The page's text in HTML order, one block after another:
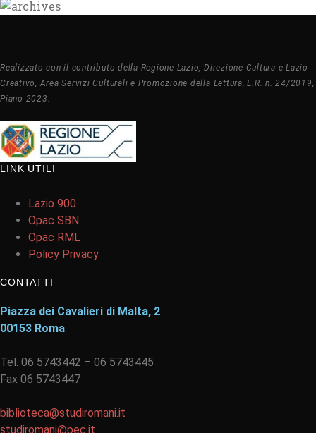
Realizzato con il contributo della Regione Lazio, Direzione Cultura e Lazio
Creativo, Area Servizi Culturali e Promozione della Lettura, L.R. n. 24/2019,
Piano 2023.
LINK UTILI
Lazio 900
Opac SBN
Opac RML
Policy Privacy
CONTATTI
Piazza dei Cavalieri di Malta, 2
00153 Roma
Tel. 06 5743442 – 06 5743445
Fax 06 5743447
biblioteca@studiromani.it
studiromani@pec.it